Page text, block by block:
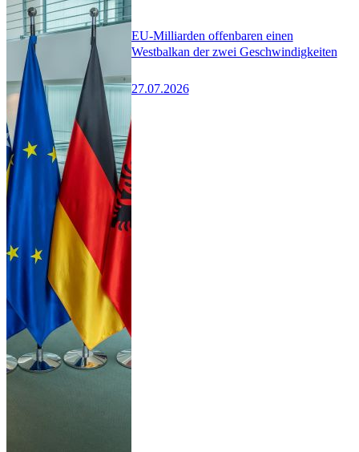
EU-Milliarden offenbaren einen
Westbalkan der zwei Geschwindigkeiten
27.07.2026